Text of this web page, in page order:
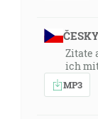
ČESKY
Zitate
ich
MP3